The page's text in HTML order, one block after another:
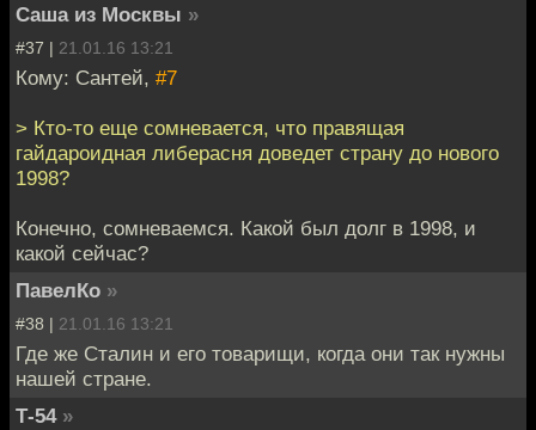
Саша из Москвы »
#37 | 21.01.16 13:21
Кому: Сантей, #7
> Кто-то еще сомневается, что правящая
гайдароидная либерасня доведет страну до нового
1998?
Конечно, сомневаемся. Какой был долг в 1998, и
какой сейчас?
ПавелКо »
#38 | 21.01.16 13:21
Где же Сталин и его товарищи, когда они так нужны
нашей стране.
Т-54 »